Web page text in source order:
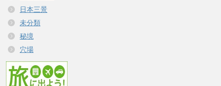
日本三景
未分類
秘境
穴場